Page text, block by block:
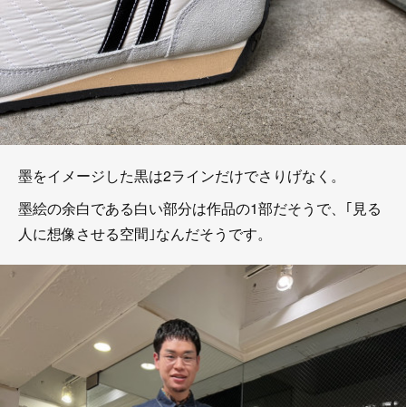
墨をイメージした黒は2ラインだけでさりげなく。
墨絵の余白である白い部分は作品の1部だそうで、｢見る
人に想像させる空間｣なんだそうです。